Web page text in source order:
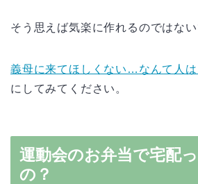
そう思えば気楽に作れるのではない
義母に来てほしくない…なんて人は
にしてみてください。
運動会のお弁当で宅配
の？